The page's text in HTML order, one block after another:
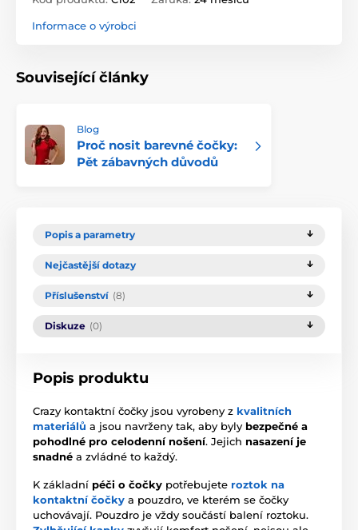
Informace o výrobci
Související články
Blog
Proč nosit barevné čočky:
Pět zábavných důvodů
Popis a parametry
Nejčastější dotazy
Příslušenství (8)
Diskuze (0)
Popis produktu
Crazy kontaktní čočky jsou vyrobeny z kvalitních
materiálů a jsou navrženy tak, aby byly bezpečné a
pohodlné pro celodenní nošení. Jejich nasazení je
snadné a zvládné to každý.
K základní péči o čočky potřebujete roztok na
kontaktní čočky a pouzdro, ve kterém se čočky
uchovávají. Pouzdro je vždy součástí balení roztoku.